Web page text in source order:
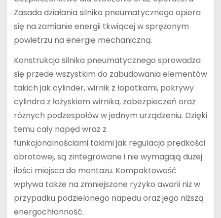
Zasada działania silnika pneumatycznego opiera
się na zamianie energii tkwiącej w sprężonym
powietrzu na energię mechaniczną.
Konstrukcja silnika pneumatycznego sprowadza
się przede wszystkim do zabudowania elementów
takich jak cylinder, wirnik z łopatkami, pokrywy
cylindra z łożyskiem wirnika, zabezpieczeń oraz
różnych podzespołów w jednym urządzeniu. Dzięki
temu cały napęd wraz z
funkcjonalnościami takimi jak regulacja prędkości
obrotowej, są zintegrowane i nie wymagają dużej
ilości miejsca do montażu. Kompaktowość
wpływa także na zmniejszone ryzyko awarii niż w
przypadku podzielonego napędu oraz jego niższą
energochłonność.